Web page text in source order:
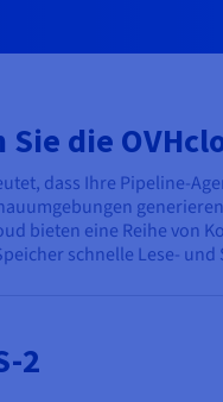
Sie die
dass Ihre Pipeline-
bieten eine Reihe
schnelle Lese-
2